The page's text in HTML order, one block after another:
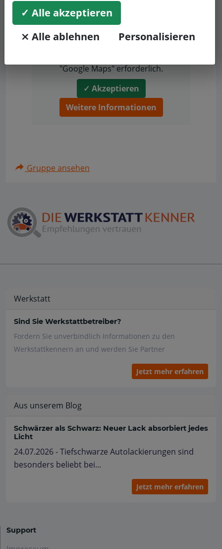
Zum Anzeigen dieses Bereiches ist Ihr
"Google Maps" erforderlich.
✓ Akzeptieren
Weitere Informationen
Gruppe ansehen
Werkstatt
Sind Sie Werkstattbetreiber?
Fordern Sie unverbindlich Informationen zu den
Werkstattkennern an und werden Sie Partner
Jetzt mehr erfahren
Aus unserem Blog
Schwärzer als Schwarz: Neuer Lack absorbiert jedes
Licht
24.07.2026 - Tiefschwarze Autolackierungen sind
besonders beliebt bei...
Jetzt mehr erfahren
Support
✓ Alle akzeptieren
⨯ Alle ablehnen
Personalisieren